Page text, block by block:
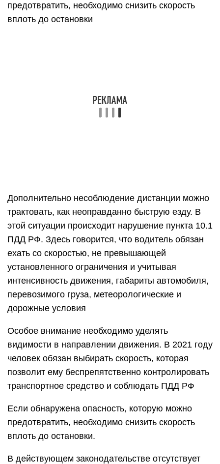
предотвратить, необходимо снизить скорость
вплоть до остановки
Дополнительно несоблюдение дистанции можно
трактовать, как неоправданно быструю езду. В
этой ситуации происходит нарушение пункта 10.1
ПДД РФ. Здесь говорится, что водитель обязан
ехать со скоростью, не превышающей
установленного ограничения и учитывая
интенсивность движения, габариты автомобиля,
перевозимого груза, метеорологические и
дорожные условия
Особое внимание необходимо уделять
видимости в направлении движения. В 2021 году
человек обязан выбирать скорость, которая
позволит ему беспрепятственно контролировать
транспортное средство и соблюдать ПДД РФ
Если обнаружена опасность, которую можно
предотвратить, необходимо снизить скорость
вплоть до остановки.
В действующем законодательстве отсутствует